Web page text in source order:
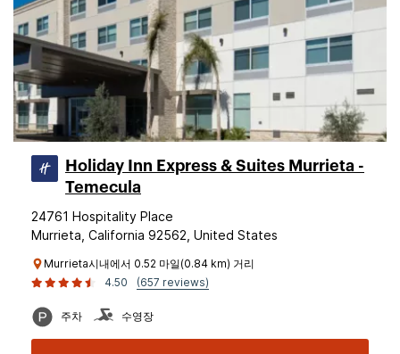
Holiday Inn Express & Suites Murrieta -
Temecula
24761 Hospitality Place
Murrieta, California 92562, United States
Murrieta시내에서 0.52 마일(0.84 km) 거리
4.50
(657 reviews)
주차 수영장